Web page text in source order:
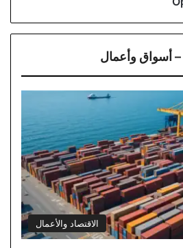
– أسواق وأعمال
الاقتصاد والأعمال